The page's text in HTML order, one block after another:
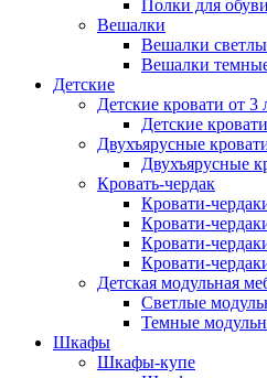
Полки для обуви
Вешалки
Вешалки
Вешалки
Детские
Детские кровати от 3
Детские
Двухъярусные
Двухъярусные
Кровать-чердак
Кровати-
Кровати-
Кровати-
Кровати-
Детская модульная
Светлые
Темные
Шкафы
Шкафы-купе